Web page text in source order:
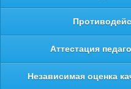
Аттестация
Независимая оценка